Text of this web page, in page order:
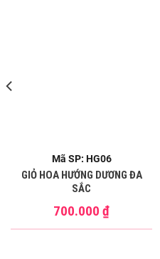
Mã SP: HG06
GIỎ HOA HƯỚNG DƯƠNG ĐA
SẮC
700.000 ₫